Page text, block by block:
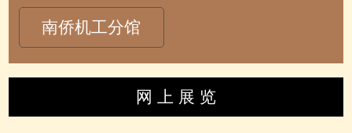
南侨机工分馆
网 上 展 览